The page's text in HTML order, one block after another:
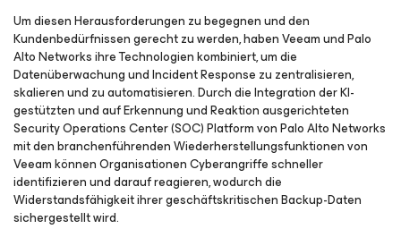
Um diesen Herausforderungen zu begegnen und den
Kundenbedürfnissen gerecht zu werden, haben Veeam und Palo
Alto Networks ihre Technologien kombiniert, um die
Datenüberwachung und Incident Response zu zentralisieren,
skalieren und zu automatisieren. Durch die Integration der KI-
gestützten und auf Erkennung und Reaktion ausgerichteten
Security Operations Center (SOC) Platform von Palo Alto Networks
mit den branchenführenden Wiederherstellungsfunktionen von
Veeam können Organisationen Cyberangriffe schneller
identifizieren und darauf reagieren, wodurch die
Widerstandsfähigkeit ihrer geschäftskritischen Backup-Daten
sichergestellt wird.